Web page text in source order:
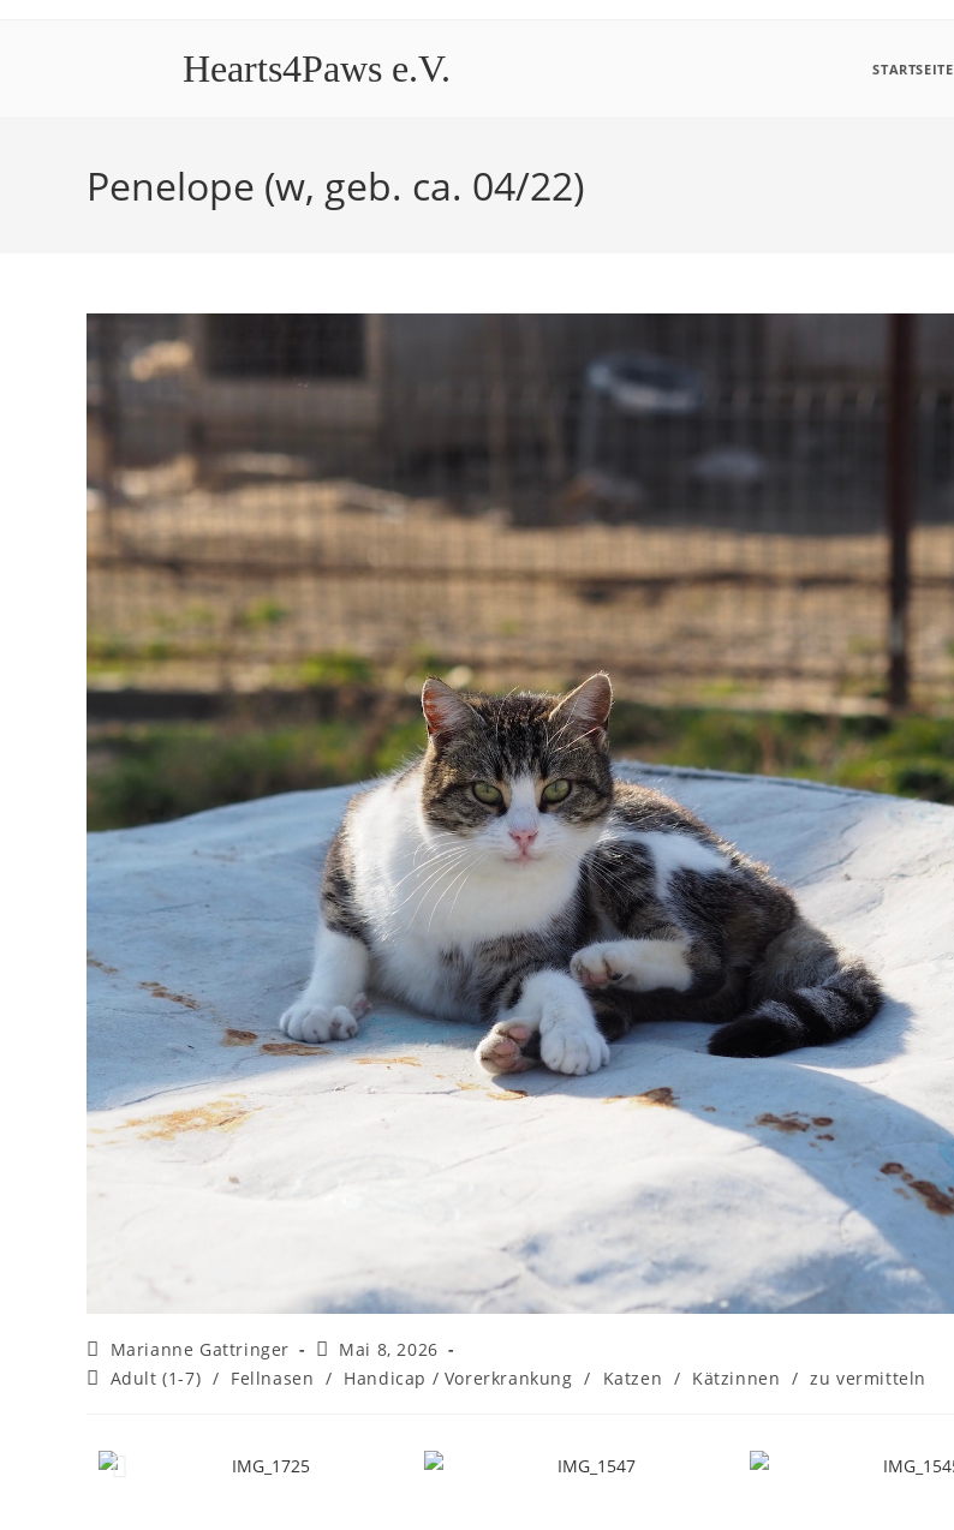
Hearts4Paws e.V. STARTSEITE
Penelope (w, geb. ca. 04/22)
Marianne Gattringer
Mai 8, 2026
Adult (1-7) / Fellnasen / Handicap / Vorerkrankung / Katzen / Kätzinnen / zu vermitteln